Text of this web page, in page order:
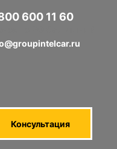
600 11 60
Консультация